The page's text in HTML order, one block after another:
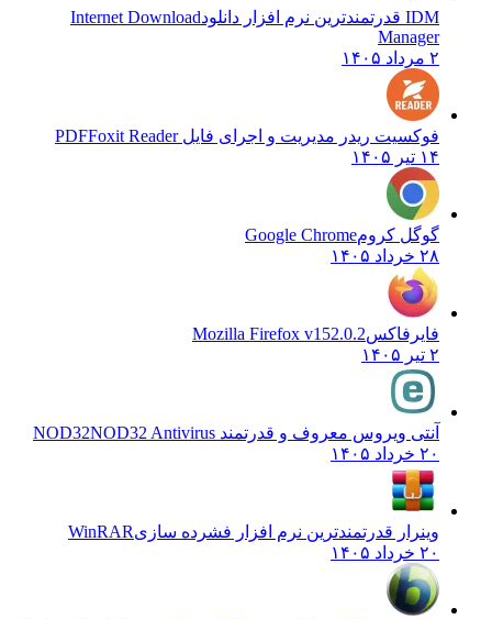
IDM قدرتمندترین نرم افزار دانلود
Internet Download
Manager
۲ مرداد ۱۴۰۵
فوکسیت ریدر مدیریت و اجرای فایل PDFFoxit Reader
۱۴ تیر ۱۴۰۵
گوگل کرومGoogle Chrome
۲۸ خرداد ۱۴۰۵
فایرفاکسMozilla Firefox v152.0.2
۲ تیر ۱۴۰۵
آنتی ویروس معروف و قدرتمند NOD32 NOD32 Antivirus
۲۰ خرداد ۱۴۰۵
وینرار قدرتمندترین نرم افزار فشرده سازیWinRAR
۲۰ خرداد ۱۴۰۵